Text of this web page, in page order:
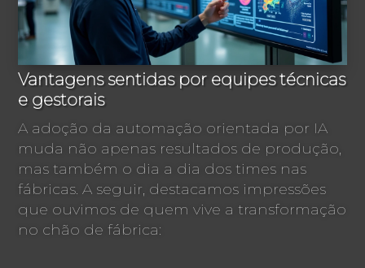
Vantagens sentidas por equipes técnicas
e gestorais
A adoção da automação orientada por IA
muda não apenas resultados de produção,
mas também o dia a dia dos times nas
fábricas. A seguir, destacamos impressões
que ouvimos de quem vive a transformação
no chão de fábrica: